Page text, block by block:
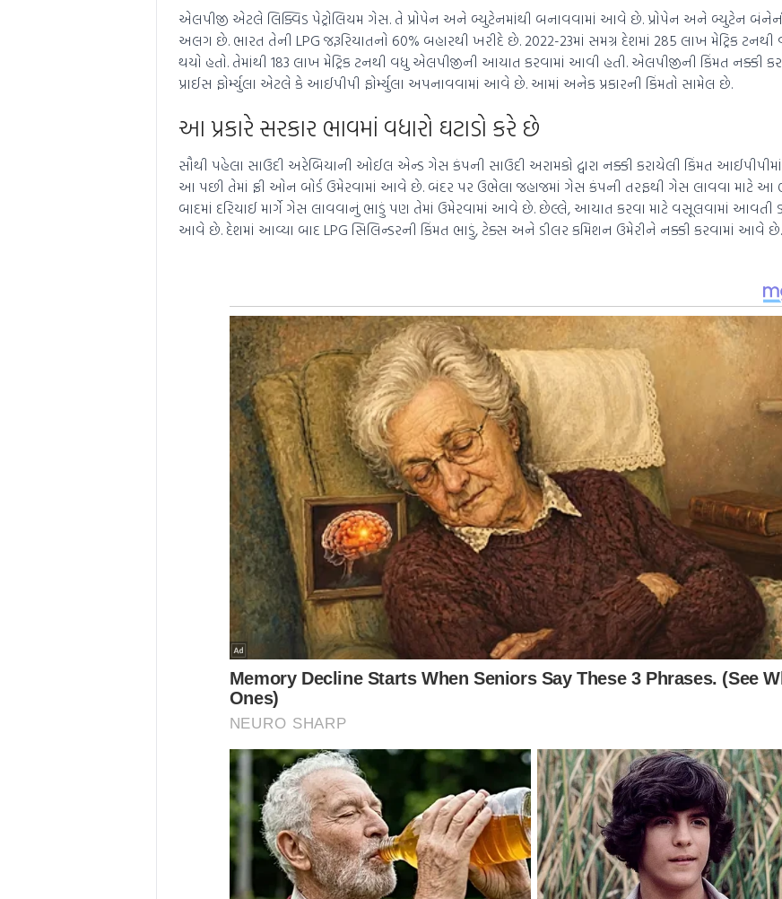
એલપીજી એટલે લિક્વિડ પેટ્રોલિયમ ગેસ. તે પ્રોપેન અને બ્યુટેનમાંથી બનાવવામાં આવે છે. પ્રોપેન અને બ્યુટેન
અલગ છે. ભારત તેની LPG જરૂરિયાતનો 60% બહારથી ખરીદે છે. 2022-23માં સમગ્ર દેશમાં 285 લાખ મેટ્રિક ટનથી
થયો હતો. તેમાંથી 183 લાખ મેટ્રિક ટનથી વધુ એલપીજીની આયાત કરવામાં આવી હતી. એલપીજીની કિંમત નક્કી કરવા
પ્રાઈસ ફોર્મ્યુલા એટલે કે આઈપીપી ફોર્મ્યુલા અપનાવવામાં આવે છે. આમાં અનેક પ્રકારની કિંમતો સામેલ છે.
આ પ્રકારે સરકાર ભાવમાં વધારો ઘટાડો કરે છે
સૌથી પહેલા સાઉદી અરેબિયાની ઓઈલ એન્ડ ગેસ કંપની સાઉદી અરામકો દ્વારા નક્કી કરાયેલી કિંમત
આ પછી તેમાં ફ્રી ઓન બોર્ડ ઉમેરવામાં આવે છે. બંદર પર ઉભેલા જહાજમાં ગેસ કંપની તરફથી ગેસ લાવવા માટે આ
બાદમાં દરિયાઈ માર્ગે ગેસ લાવવાનું ભાડું પણ તેમાં ઉમેરવામાં આવે છે. છેલ્લે, આયાત કરવા માટે વસૂલવામાં આવતી
આવે છે. દેશમાં આવ્યા બાદ LPG સિલિન્ડરની કિંમત ભાડું, ટેક્સ અને ડીલર કમિશન ઉમેરીને નક્કી કરવામાં આવે છે.